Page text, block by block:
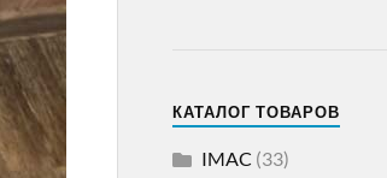
КАТАЛОГ ТОВАРОВ
IMAC (33)